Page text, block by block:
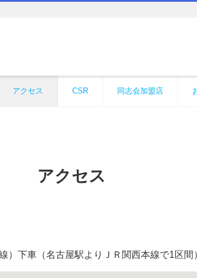
アクセス CSR 同志会加盟店
アクセス
）下車（名古屋駅よりＪＲ関西本線で1区間